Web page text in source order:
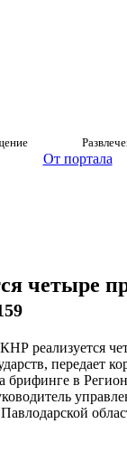
От портала
четыре
реализуется
передает
брифинге в